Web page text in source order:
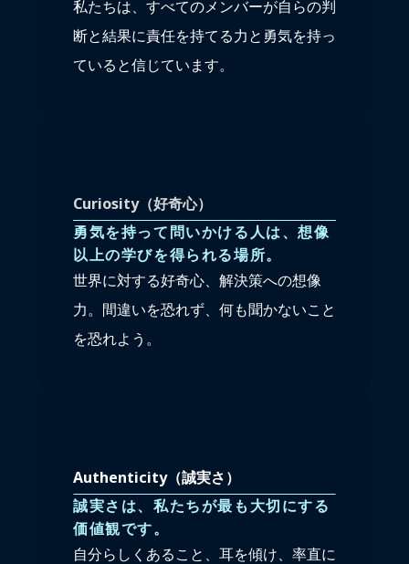
私たちは、すべてのメンバーが自らの判
断と結果に責任を持てる力と勇気を持っ
ていると信じています。
Curiosity（好奇心）
勇気を持って問いかける人は、想像
以上の学びを得られる場所。
世界に対する好奇心、解決策への想像
力。間違いを恐れず、何も聞かないこと
を恐れよう。
Authenticity（誠実さ）
誠実さは、私たちが最も大切にする
価値観です。
自分らしくあること、耳を傾け、率直に